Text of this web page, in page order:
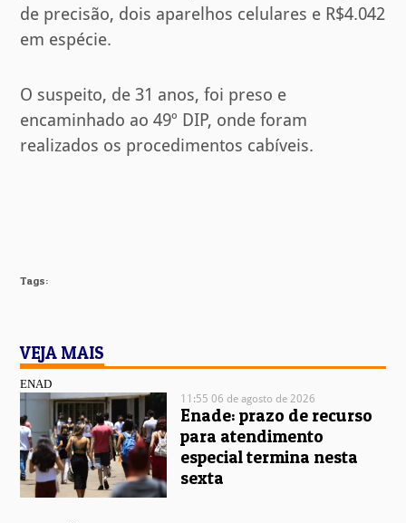
de precisão, dois aparelhos celulares e R$4.042
em espécie.
O suspeito, de 31 anos, foi preso e
encaminhado ao 49º DIP, onde foram
realizados os procedimentos cabíveis.
Tags:
VEJA MAIS
ENAD
11:55 06 de agosto de 2026
Enade: prazo de recurso
para atendimento
especial termina nesta
sexta